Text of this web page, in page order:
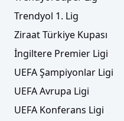
Trendyol 1. Lig
Ziraat Türkiye Kupası
İngiltere Premier Ligi
UEFA Şampiyonlar Ligi
UEFA Avrupa Ligi
UEFA Konferans Ligi